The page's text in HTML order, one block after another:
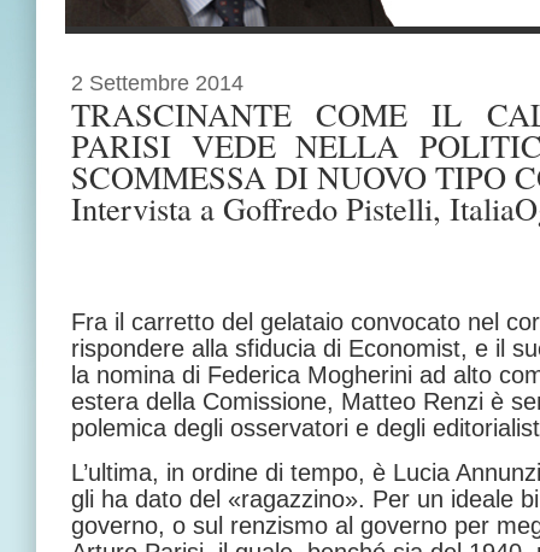
2 Settembre 2014
TRASCINANTE COME IL
PARISI VEDE NELLA
SCOMMESSA DI NUOVO TIPO
Intervista a Goffredo Pistelli,
Fra il carretto del gelataio convocato nel
rispondere alla sfiducia di Economist, e il
la nomina di Federica Mogherini ad alto
estera della Comissione, Matteo Renzi è
polemica degli osservatori e degli
L’ultima, in ordine di tempo, è Lucia
gli ha dato del «ragazzino». Per un ideale
governo, o sul renzismo al governo per